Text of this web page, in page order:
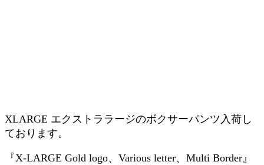
XLARGE エクストララージのボクサーパンツ入荷し
ております。
『X-LARGE Gold logo、Various letter、Multi Border』